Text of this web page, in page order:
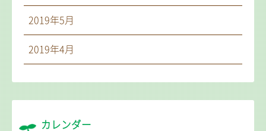
2019年5月
2019年4月
カレンダー